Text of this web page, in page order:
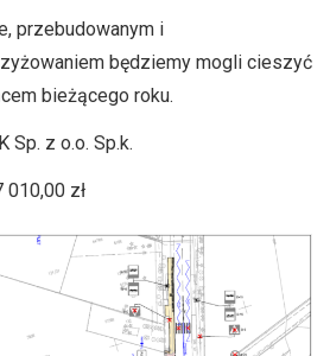
przebudowanym i
będziemy mogli cieszyć
bieżącego roku.
Sp. z o.o. Sp.k.
010,00 zł